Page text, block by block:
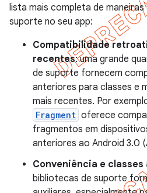
lista mais completa de
suporte no seu app:
Compatibilidade
recentes: uma grande
de suporte fornecem
anteriores para classes e
mais recentes. Por
Fragment oferece
fragmentos em
anteriores ao Android 3.0
Conveniência e classes
bibliotecas de suporte